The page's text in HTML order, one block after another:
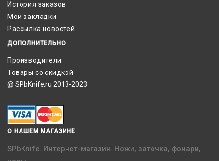
История заказов
Мои закладки
Рассылка новостей
ДОПОЛНИТЕЛЬНО
Производители
Товары со скидкой
@ SPbKnife.ru 2013-2023
О НАШЕМ МАГАЗИНЕ
SPbKnife. Интернет-магазин. Ножи, заточка, фонари,